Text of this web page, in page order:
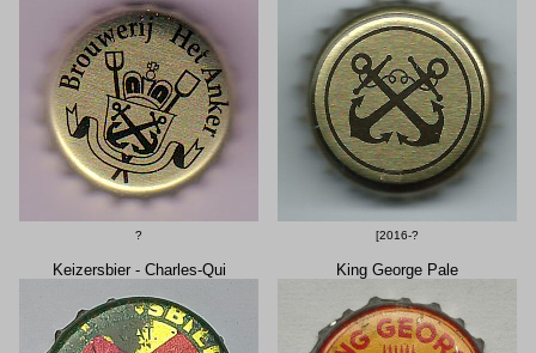
? [2016-?
Keizersbier - Charles-Qui King George Pale